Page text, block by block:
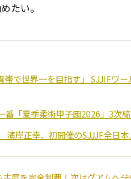
たい。
で世界一を目指す」 SJJIFワ
「夏季柔術甲子園2026」3次
濱岸正幸、初開催のSJJJF全日